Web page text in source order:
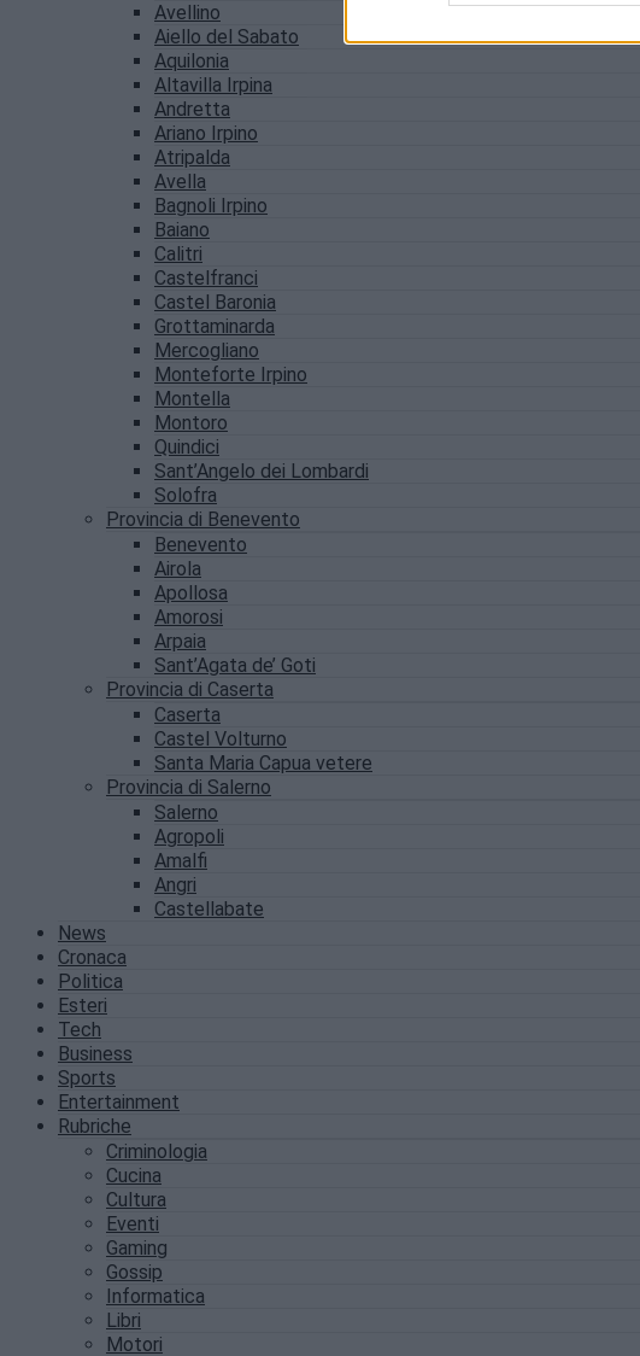
Avellino
Aiello del Sabato
Aquilonia
Altavilla Irpina
Andretta
Ariano Irpino
Atripalda
Avella
Bagnoli Irpino
Baiano
Calitri
Castelfranci
Castel Baronia
Grottaminarda
Mercogliano
Monteforte Irpino
Montella
Montoro
Quindici
Sant’Angelo dei Lombardi
Solofra
Provincia di Benevento
Benevento
Airola
Apollosa
Amorosi
Arpaia
Sant’Agata de’ Goti
Provincia di Caserta
Caserta
Castel Volturno
Santa Maria Capua vetere
Provincia di Salerno
Salerno
Agropoli
Amalfi
Angri
Castellabate
News
Cronaca
Politica
Esteri
Tech
Business
Sports
Entertainment
Rubriche
Criminologia
Cucina
Cultura
Eventi
Gaming
Gossip
Informatica
Libri
Motori